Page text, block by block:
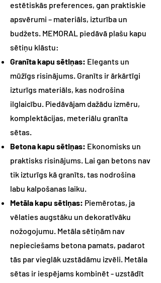
estētiskās preferences, gan praktiskie
apsvērumi – materiāls, izturība un
budžets. MEMORAL piedāvā plašu kapu
sētiņu klāstu:
Granīta kapu sētiņas: Elegants un
mūžīgs risinājums. Granīts ir ārkārtīgi
izturīgs materiāls, kas nodrošina
ilglaicību. Piedāvājam dažādu izmēru,
komplektācijas, meteriālu granīta
sētas.
Betona kapu sētiņas: Ekonomisks un
praktisks risinājums. Lai gan betons nav
tik izturīgs kā granīts, tas nodrošina
labu kalpošanas laiku.
Metāla kapu sētiņas: Piemērotas, ja
vēlaties augstāku un dekoratīvāku
nožogojumu. Metāla sētiņām nav
nepieciešams betona pamats, padarot
tās par vieglāk uzstādāmu izvēli. Metāla
sētas ir iespējams kombinēt - uzstādīt